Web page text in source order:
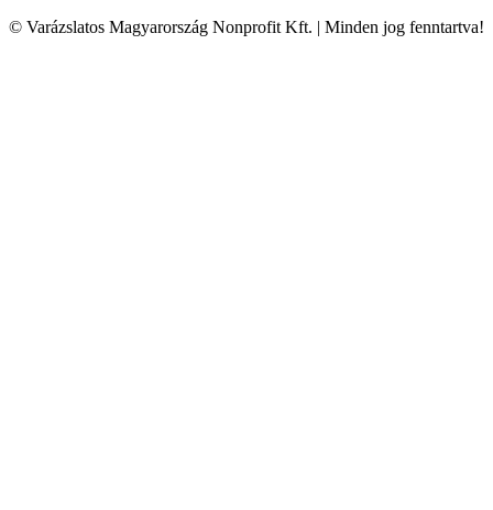
© Varázslatos Magyarország Nonprofit Kft. | Minden jog fenntartva!